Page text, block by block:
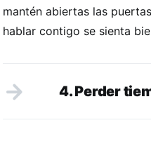
mantén abiertas las
hablar contigo se sienta
4. Perder